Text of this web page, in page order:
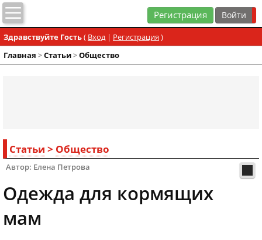
Регистрация
Здравствуйте Гость( Вход| Регистрация )
Главная >Статьи>Общество
Статьи > Общество
Автор: Елена Петрова
Одежда для кормящих
мам